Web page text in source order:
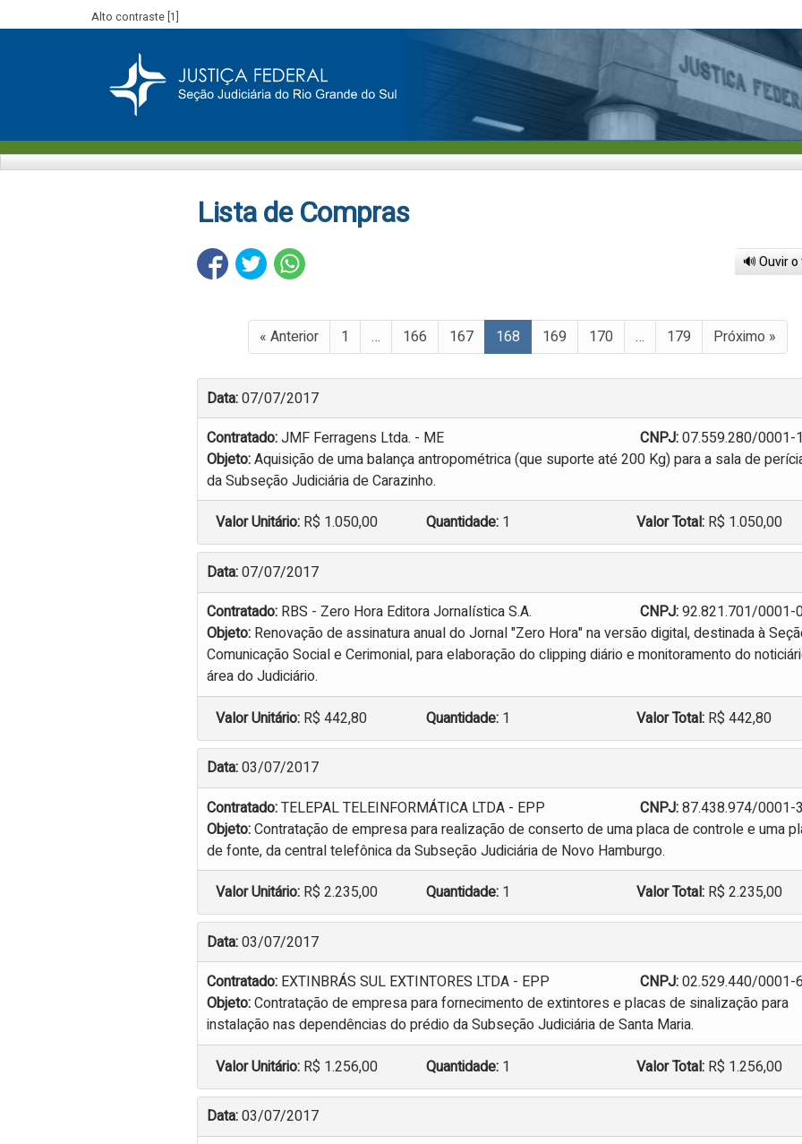
Alto contraste [1]
Lista de Compras
🔊 Ouvir
« Anterior 1 … 166 167 168 169 170 … 179 Próximo »
Data:07/07/2017
Contratado:JMF Ferragens Ltda. - ME CNPJ:07.559.280/0001-
Objeto:Aquisição de uma balança antropométrica (que suporte até 200 Kg) para a sala de
da Subseção Judiciária de Carazinho.
Valor Unitário: R$ 1.050,00 Quantidade: 1 Valor Total: R$ 1.050,00
Data:07/07/2017
Contratado: RBS - Zero Hora Editora Jornalística S.A. CNPJ:92.821.701/0001-
Objeto: Renovação de assinatura anual do Jornal "Zero Hora" na versão digital, destinada à
Comunicação Social e Cerimonial, para elaboração do clipping diário e monitoramento do
área do Judiciário.
Valor Unitário: R$ 442,80 Quantidade: 1 Valor Total: R$ 442,80
Data:03/07/2017
Contratado:TELEPAL TELEINFORMÁTICA LTDA - EPP CNPJ:87.438.974/0001-
Objeto:Contratação de empresa para realização de conserto de uma placa de controle e uma
de fonte, da central telefônica da Subseção Judiciária de Novo Hamburgo.
Valor Unitário: R$ 2.235,00 Quantidade: 1 Valor Total: R$ 2.235,00
Data:03/07/2017
Contratado: EXTINBRÁS SUL EXTINTORES LTDA - EPP CNPJ:02.529.440/0001-
Objeto:Contratação de empresa para fornecimento de extintores e placas de sinalização para
instalação nas dependências do prédio da Subseção Judiciária de Santa Maria.
Valor Unitário: R$ 1.256,00 Quantidade: 1 Valor Total: R$ 1.256,00
Data:03/07/2017